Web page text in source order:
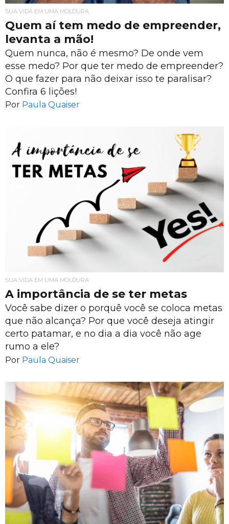
SUA VIDA EM UMA MOLDURA
Quem aí tem medo de empreender,
levanta a mão!
Quem nunca, não é mesmo? De onde vem
esse medo? Por que ter medo de empreender?
O que fazer para não deixar isso te paralisar?
Confira 6 lições!
Por Paula Quaiser
SUA VIDA EM UMA MOLDURA
A importância de se ter metas
Você sabe dizer o porquê você se coloca metas
que não alcança? Por que você deseja atingir
certo patamar, e no dia a dia você não age
rumo a ele?
Por Paula Quaiser